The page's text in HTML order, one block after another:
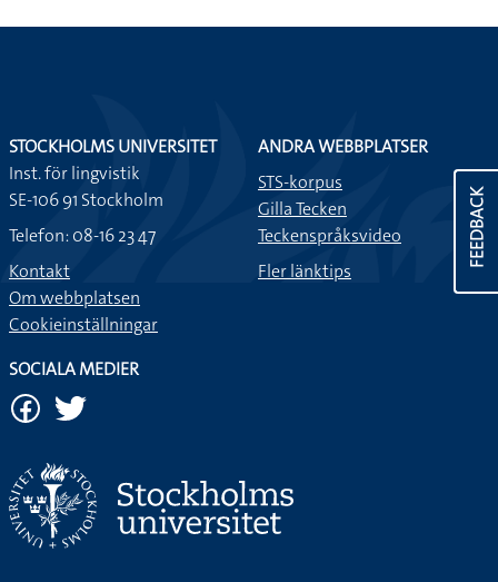
FEEDBACK
STOCKHOLMS UNIVERSITET
Inst. för lingvistik
SE-106 91 Stockholm
Telefon: 08-16 23 47
Kontakt
Om webbplatsen
Cookieinställningar
ANDRA WEBBPLATSER
STS-korpus
Gilla Tecken
Teckenspråksvideo
Fler länktips
SOCIALA MEDIER